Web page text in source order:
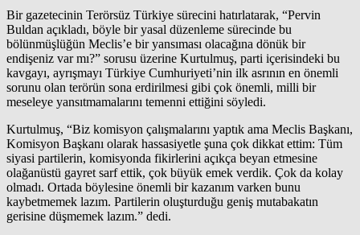
Bir gazetecinin Terörsüz Türkiye sürecini hatırlatarak, “Pervin
Buldan açıkladı, böyle bir yasal düzenleme sürecinde bu
bölünmüşlüğün Meclis’e bir yansıması olacağına dönük bir
endişeniz var mı?” sorusu üzerine Kurtulmuş, parti içerisindeki bu
kavgayı, ayrışmayı Türkiye Cumhuriyeti’nin ilk asrının en önemli
sorunu olan terörün sona erdirilmesi gibi çok önemli, milli bir
meseleye yansıtmamalarını temenni ettiğini söyledi.
Kurtulmuş, “Biz komisyon çalışmalarını yaptık ama Meclis Başkanı,
Komisyon Başkanı olarak hassasiyetle şuna çok dikkat ettim: Tüm
siyasi partilerin, komisyonda fikirlerini açıkça beyan etmesine
olağanüstü gayret sarf ettik, çok büyük emek verdik. Çok da kolay
olmadı. Ortada böylesine önemli bir kazanım varken bunu
kaybetmemek lazım. Partilerin oluşturduğu geniş mutabakatın
gerisine düşmemek lazım.” dedi.